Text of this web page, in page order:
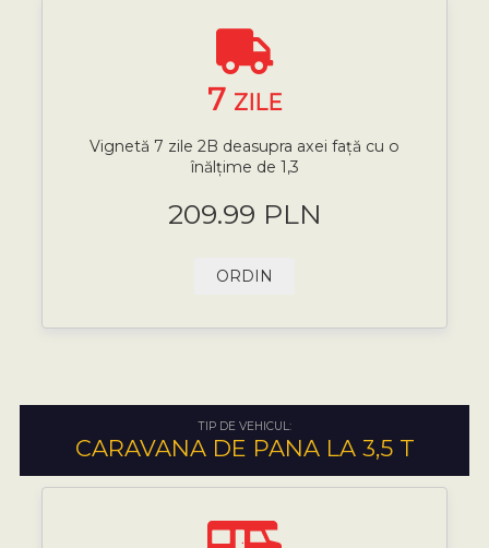
7 ZILE
Vignetă 7 zile 2B deasupra axei față cu o
înălțime de 1,3
209.99 PLN
ORDIN
TIP DE VEHICUL:
CARAVANA DE PANA LA 3,5 T